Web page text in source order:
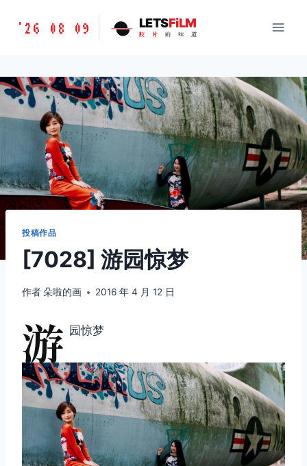
胶
味
道
LETSFILM
'26 08 09 LETSFiLM
胶 片 的 味 道
投稿作品
[7028] 游园惊梦
作者朵啦的画 2016 年 4 月 12 日
游 园惊梦